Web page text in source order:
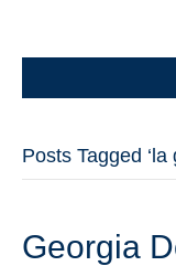
Posts Tagged ‘la
Georgia